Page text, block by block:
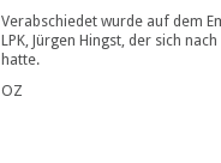
Verabschiedet wurde auf dem
LPK, Jürgen Hingst, der sich
hatte.
OZ